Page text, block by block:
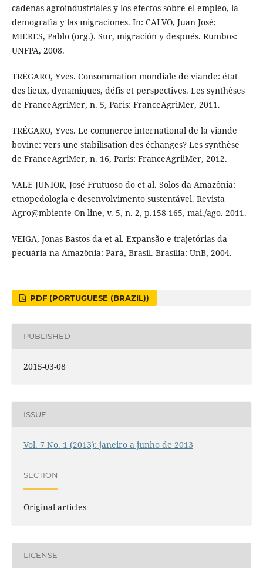
cadenas agroindustriales y los efectos sobre el empleo, la
demografia y las migraciones. In: CALVO, Juan José;
MIERES, Pablo (org.). Sur, migración y después. Rumbos:
UNFPA, 2008.
TRÉGARO, Yves. Consommation mondiale de viande: état
des lieux, dynamiques, défis et perspectives. Les synthèses
de FranceAgriMer, n. 5, Paris: FranceAgriMer, 2011.
TRÉGARO, Yves. Le commerce international de la viande
bovine: vers une stabilisation des échanges? Les synthèse
de FranceAgriMer, n. 16, Paris: FranceAgriiMer, 2012.
VALE JUNIOR, José Frutuoso do et al. Solos da Amazônia:
etnopedologia e desenvolvimento sustentável. Revista
Agro@mbiente On-line, v. 5, n. 2, p.158-165, mai./ago. 2011.
VEIGA, Jonas Bastos da et al. Expansão e trajetórias da
pecuária na Amazônia: Pará, Brasil. Brasília: UnB, 2004.
PDF (PORTUGUESE (BRAZIL))
PUBLISHED
2015-03-08
ISSUE
Vol. 7 No. 1 (2013): janeiro a junho de 2013
SECTION
Original articles
LICENSE